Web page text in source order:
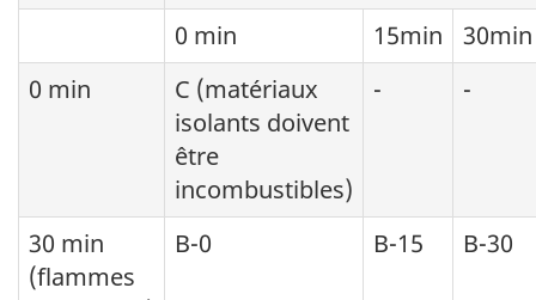
0 min 15min
30min
0 min
C (matériaux
isolants doivent
être
incombustibles)
- -
30 min
(flammes
B-0 B-15 B-30